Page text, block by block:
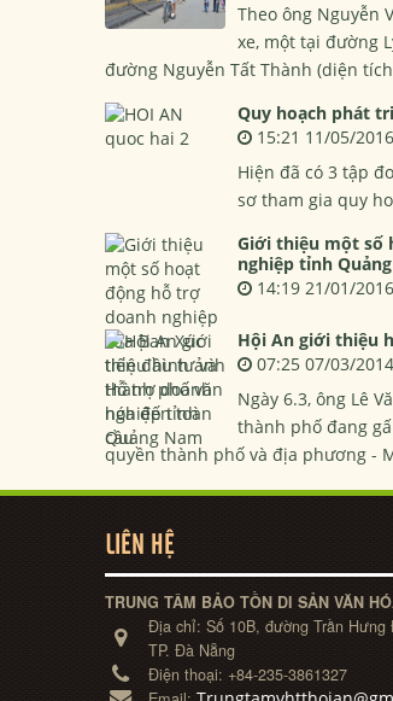
Theo ông Nguyễn
xe, một tại đường
đường Nguyễn Tất Thành (diện
Quy hoạch phát
15:21 11/05/2016
Hiện đã có 3 tập
sơ tham gia quy
Giới thiệu một số
nghiệp tỉnh
14:19 21/01/2016
Hội An giới thiệu
07:25 07/03/2014
Ngày 6.3, ông Lê
thành phố đang
quyền thành phố và địa phương -
LIÊN HỆ
TRUNG TÂM BẢO TỒN DI SẢN VĂN
Địa chỉ: Số 10B, đường Trần
TP. Đà Nẵng
Điện thoại: +84-235-3861327